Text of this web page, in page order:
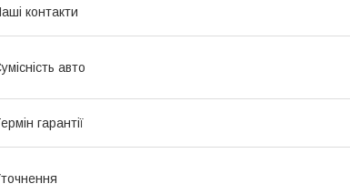
контакти
авто
гарантії